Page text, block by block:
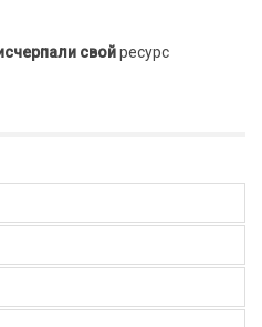
свойресурс